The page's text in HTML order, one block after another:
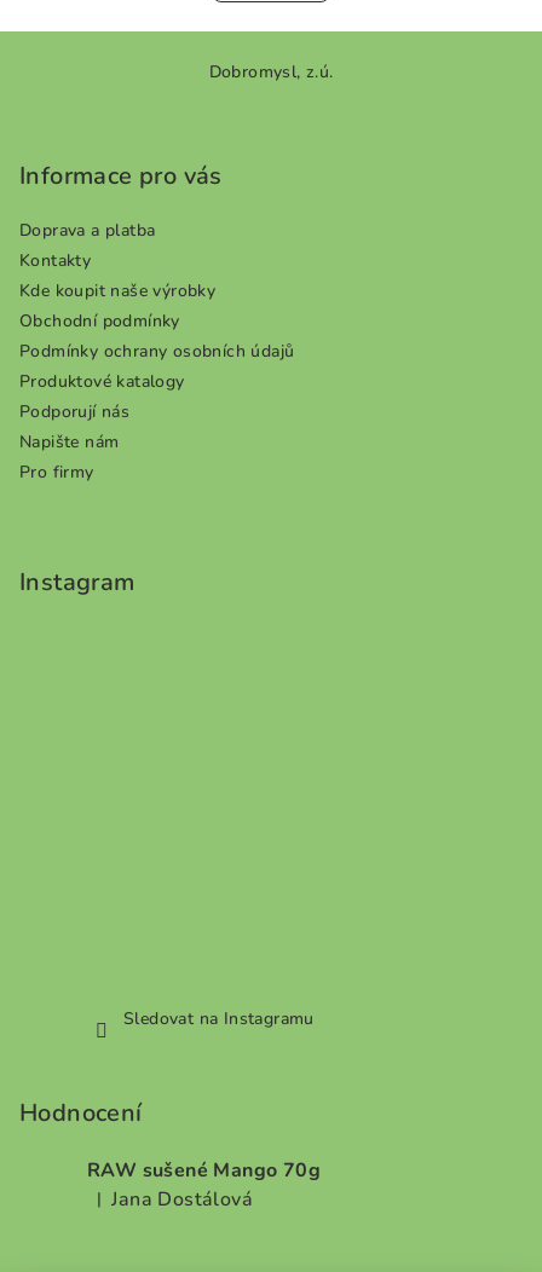
z
hvězdiček.
Dobromysl, z.ú.
Informace pro vás
Doprava a platba
Kontakty
Kde koupit naše výrobky
Obchodní podmínky
Podmínky ochrany osobních údajů
Produktové katalogy
Podporují nás
Napište nám
Pro firmy
Instagram
Sledovat na Instagramu
Hodnocení
RAW sušené Mango 70g
Hodnocení produktu je 5 z 5 hvězdiček.
| Jana Dostálová